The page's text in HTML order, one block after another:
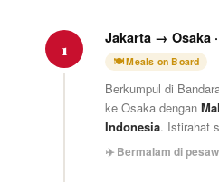
1
Jakarta → Osaka
🍽 Meals on Board
Berkumpul di
ke Osaka dengan
Indonesia. Istirahat
✈️ Bermalam di